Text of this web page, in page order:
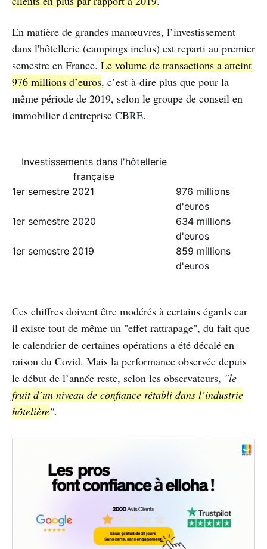
En matière de grandes manœuvres, l’investissement
dans l'hôtellerie (campings inclus) est reparti au premier
semestre en France. Le volume de transactions a atteint
976 millions d’euros, c’est-à-dire plus que pour la
même période de 2019, selon le groupe de conseil en
immobilier d'entreprise CBRE.
Investissements dans l'hôtellerie
française
1er semestre 2021
976 millions
d'euros
1er semestre 2020
634 millions
d'euros
1er semestre 2019
859 millions
d'euros
Ces chiffres doivent être modérés à certains égards car
il existe tout de même un "effet rattrapage", du fait que
le calendrier de certaines opérations a été décalé en
raison du Covid. Mais la performance observée depuis
le début de l’année reste, selon les observateurs, "le
fruit d’un niveau de confiance rétabli dans l’industrie
hôtelière".